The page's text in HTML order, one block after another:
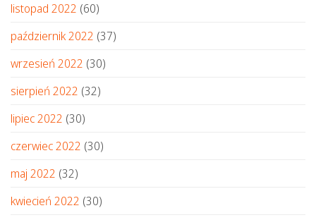
listopad 2022 (60)
październik 2022 (37)
wrzesień 2022 (30)
sierpień 2022 (32)
lipiec 2022 (30)
czerwiec 2022 (30)
maj 2022 (32)
kwiecień 2022 (30)